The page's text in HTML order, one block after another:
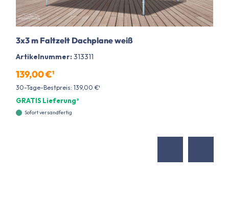
3x3 m Faltzelt Dachplane weiß
Artikelnummer:313311
139,00 €¹
30-Tage-Bestpreis: 139,00 €¹
GRATIS Lieferung²
Sofort versandfertig